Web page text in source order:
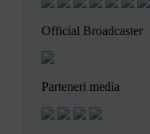
Official Broadcaster
Parteneri media